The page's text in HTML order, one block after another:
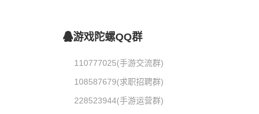
游戏陀螺QQ群
110777025(手游交流群)
108587679(求职招聘群)
228523944(手游运营群)